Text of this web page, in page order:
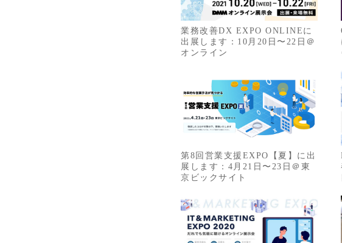
業務改善DX EXPO ONLINEに
出展します：10月20日〜22日＠
オンライン
第8回営業支援EXPO【夏】に出
展します：4月21日〜23日＠東
京ビックサイト